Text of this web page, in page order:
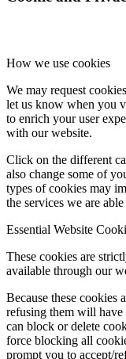
How we use cookies
We may request
let us know when you
to enrich your user
with our website.
Click on the different
also change some of
types of cookies may
the services we are
Essential Website
These cookies are
available through our
Because these cookies
refusing them will
can block or delete
force blocking all
prompt you to accept/